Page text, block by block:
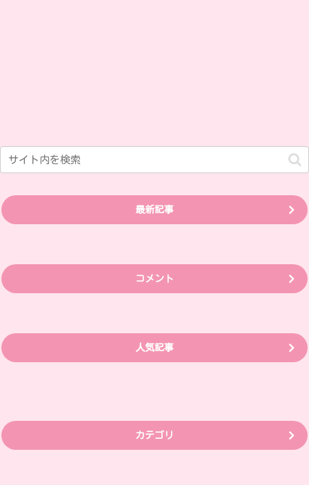
最新記事
コメント
人気記事
カテゴリ